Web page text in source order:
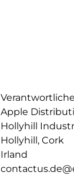
Apple
Hollyhill
Hollyhill, Cork
Irland